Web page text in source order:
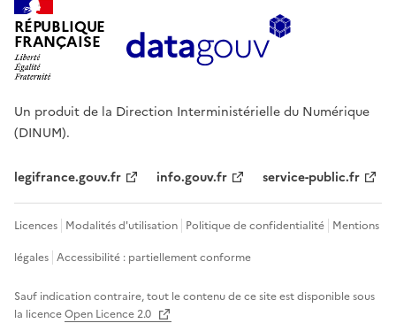
RÉPUBLIQUE
FRANÇAISE
Un produit de la Direction Interministérielle du Numérique
(DINUM).
legifrance.gouv.fr info.gouv.fr service-public.fr
Licences Modalités d'utilisation Politique de confidentialité Mentions
légales Accessibilité : partiellement conforme
Sauf indication contraire, tout le contenu de ce site est disponible sous
la licenceOpen Licence 2.0